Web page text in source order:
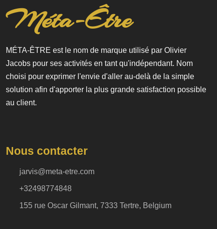
Méta-Être
MÉTA-ÊTRE est le nom de marque utilisé par Olivier
Jacobs pour ses activités en tant qu'indépendant. Nom
choisi pour exprimer l'envie d'aller au-delà de la simple
solution afin d'apporter la plus grande satisfaction possible
au client.
Nous contacter
jarvis@meta-etre.com
+32498774848
155 rue Oscar Gilmant, 7333 Tertre, Belgium